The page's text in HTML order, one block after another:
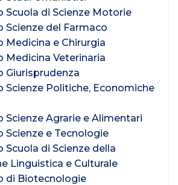
Scuola di Scienze Motorie
Scienze del Farmaco
Medicina e Chirurgia
Medicina Veterinaria
Giurisprudenza
Scienze Politiche, Economiche
Scienze Agrarie e Alimentari
Scienze e Tecnologie
Scuola di Scienze della
Linguistica e Culturale
di Biotecnologie